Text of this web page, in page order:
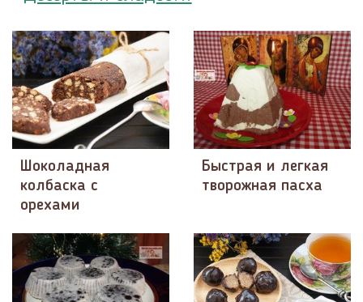
Шоколадная
колбаска с
орехами
Быстрая и легкая
творожная пасха